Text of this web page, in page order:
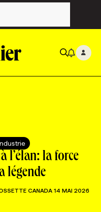
l’élan: la force
légende
CANADA 14 MAI 2026